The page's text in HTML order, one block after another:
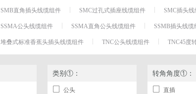
SMB直角插头线缆组件
SMC过孔式插座线缆组件 SMC插头
SSMA公头线缆组件
SSMA直角公头线缆组件 SSMB插头线缆
堆叠式标准香蕉头插头线缆组件
TNC公头线缆组件 TNC45度
类别①：
公头
转角角度①：
直插